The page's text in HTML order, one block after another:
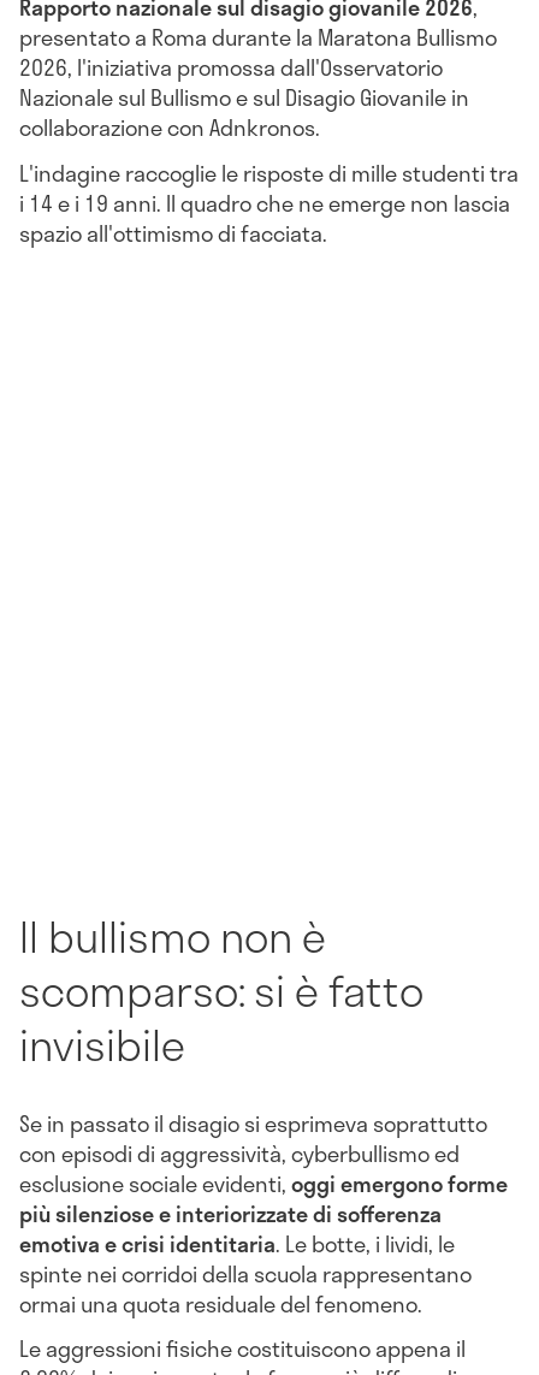
Rapporto nazionale sul disagio giovanile 2026,
presentato a Roma durante la Maratona Bullismo
2026, l'iniziativa promossa dall'Osservatorio
Nazionale sul Bullismo e sul Disagio Giovanile in
collaborazione con Adnkronos.
L'indagine raccoglie le risposte di mille studenti tra
i 14 e i 19 anni. Il quadro che ne emerge non lascia
spazio all'ottimismo di facciata.
Il bullismo non è
scomparso: si è fatto
invisibile
Se in passato il disagio si esprimeva soprattutto
con episodi di aggressività, cyberbullismo ed
esclusione sociale evidenti,oggi emergono forme
più silenziose e interiorizzate di sofferenza
emotiva e crisi identitaria. Le botte, i lividi, le
spinte nei corridoi della scuola rappresentano
ormai una quota residuale del fenomeno.
Le aggressioni fisiche costituiscono appena il